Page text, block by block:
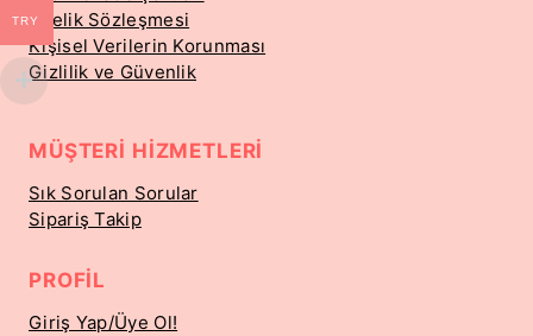
Üyelik Sözleşmesi
Kişisel Verilerin Korunması
Gizlilik ve Güvenlik
MÜŞTERI HIZMETLERI
Sık Sorulan Sorular
Sipariş Takip
PROFIL
Giriş Yap/Üye Ol!
TRY